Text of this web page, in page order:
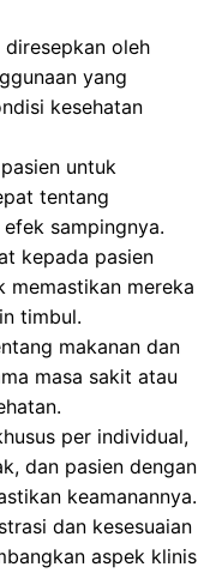
oleh
yang
kesehatan
untuk
tentang
sampingnya.
kepada pasien
memastikan mereka
timbul.
makanan dan
masa sakit atau
per individual,
dan pasien dengan
keamanannya.
dan kesesuaian
aspek klinis